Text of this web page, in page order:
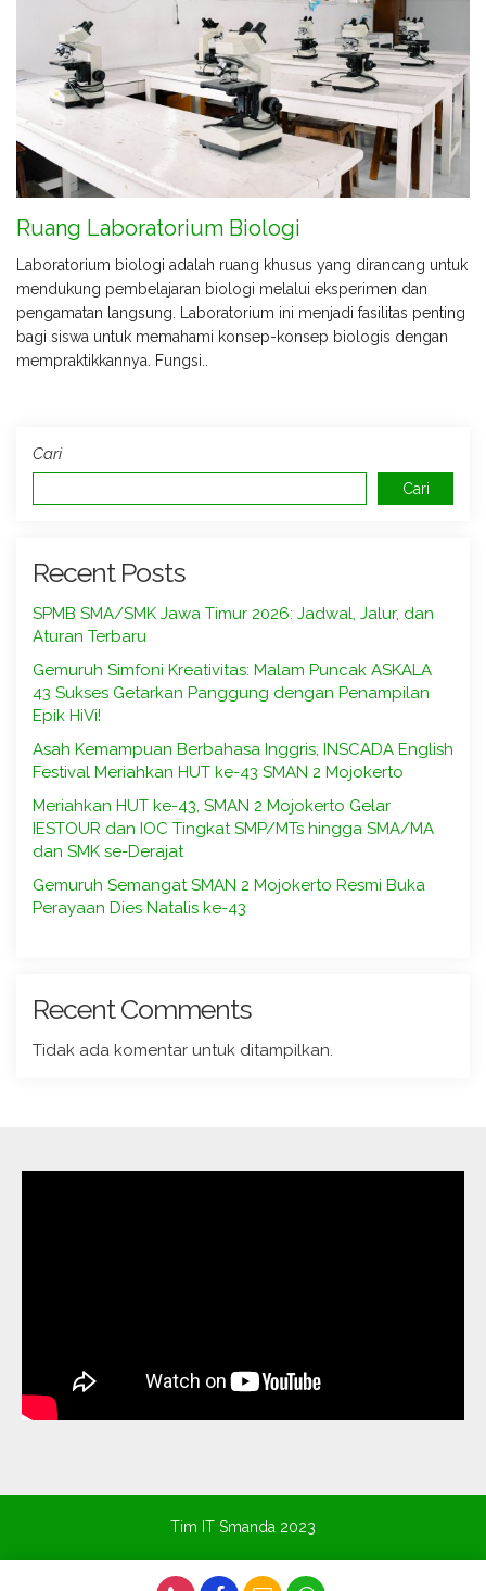
Ruang Laboratorium Biologi
Laboratorium biologi adalah ruang khusus yang dirancang untuk
mendukung pembelajaran biologi melalui eksperimen dan
pengamatan langsung. Laboratorium ini menjadi fasilitas penting
bagi siswa untuk memahami konsep-konsep biologis dengan
mempraktikkannya. Fungsi..
Cari
Cari
Recent Posts
SPMB SMA/SMK Jawa Timur 2026: Jadwal, Jalur, dan
Aturan Terbaru
Gemuruh Simfoni Kreativitas: Malam Puncak ASKALA
43 Sukses Getarkan Panggung dengan Penampilan
Epik HiVi!
Asah Kemampuan Berbahasa Inggris, INSCADA English
Festival Meriahkan HUT ke-43 SMAN 2 Mojokerto
Meriahkan HUT ke-43, SMAN 2 Mojokerto Gelar
IESTOUR dan IOC Tingkat SMP/MTs hingga SMA/MA
dan SMK se-Derajat
Gemuruh Semangat SMAN 2 Mojokerto Resmi Buka
Perayaan Dies Natalis ke-43
Recent Comments
Tidak ada komentar untuk ditampilkan.
Tim IT Smanda 2023